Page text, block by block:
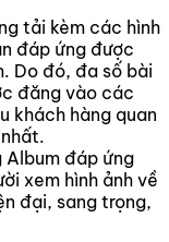
tải kèm các hình
đáp ứng được
Do đó, đa số bài
đăng vào các
khách hàng quan
đáp ứng
xem hình ảnh về
đại, sang trọng,